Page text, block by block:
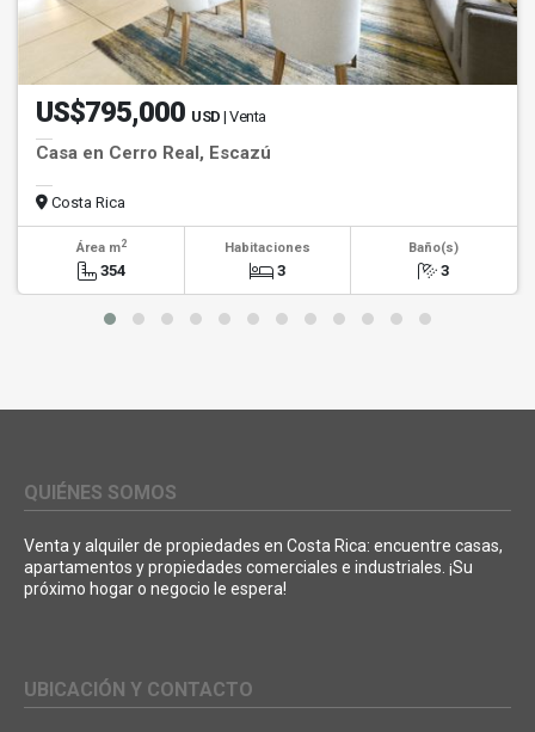
US$795,000 USD | Venta
Casa en Cerro Real, Escazú
Costa Rica
Área m2
354
Habitaciones
3
Baño(s)
3
QUIÉNES SOMOS
Venta y alquiler de propiedades en Costa Rica: encuentre casas,
apartamentos y propiedades comerciales e industriales. ¡Su
próximo hogar o negocio le espera!
UBICACIÓN Y CONTACTO